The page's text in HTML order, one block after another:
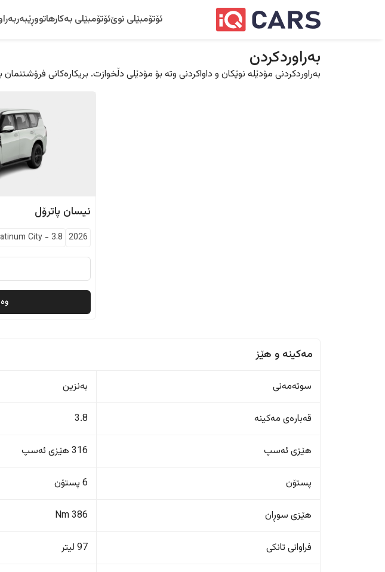
ئۆتۆمبێلی نوێئۆتۆمبێلی بەکارهاتووڕێبەر
بەراوردکردن
بەراوردکردنی مۆدێلە نوێکان و داواکردنی وتە بۆ مۆدێلی دڵخوازت. بریکارەکانی
نیسان پاترۆل
2026
City - 3.8
مەکینە و هێز
سوتەمەنی بەنزین
قەبارەی مەکینە 3.8
هێزی ئەسپ 316 هێزی ئەسپ
پستۆن 6 پستۆن
هێزی سوڕان 386 Nm
فراوانی تانکی 97 لیتر